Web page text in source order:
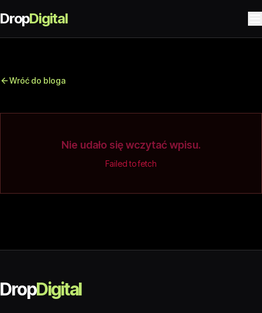
DropDigital
Wróć do bloga
Nie udało się wczytać wpisu.
Failed to fetch
DropDigital